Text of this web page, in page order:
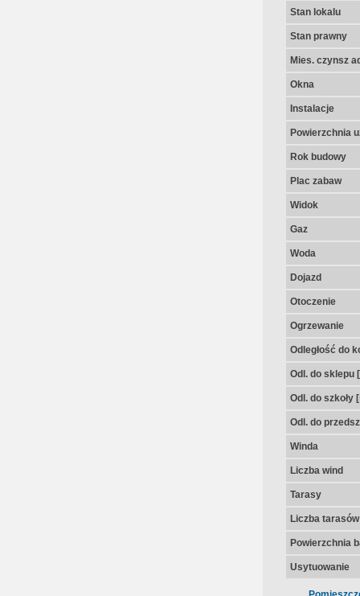
Stan lokalu
Stan prawny
Mies. czynsz
Okna
Instalacje
Powierzchnia
Rok budowy
Plac zabaw
Widok
Gaz
Woda
Dojazd
Otoczenie
Ogrzewanie
Odległość do
Odl. do sklepu
Odl. do szkoły
Odl. do
Winda
Liczba wind
Tarasy
Liczba tarasów
Powierzchnia
Usytuowanie